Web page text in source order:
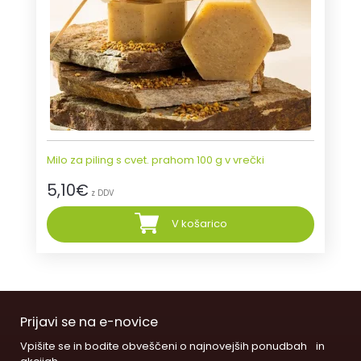
Milo za piling s cvet. prahom 100 g v vrečki
5,10€ z DDV
V košarico
Prijavi se na e-novice
Vpišite se in bodite obveščeni o najnovejših ponudbah in